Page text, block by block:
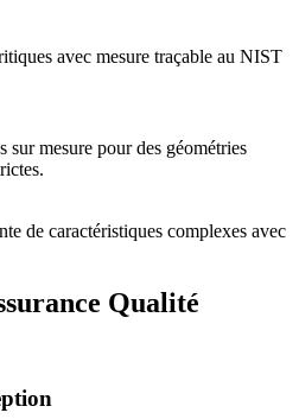
avec mesure traçable au NIST
mesure pour des géométries
de caractéristiques complexes avec
Qualité